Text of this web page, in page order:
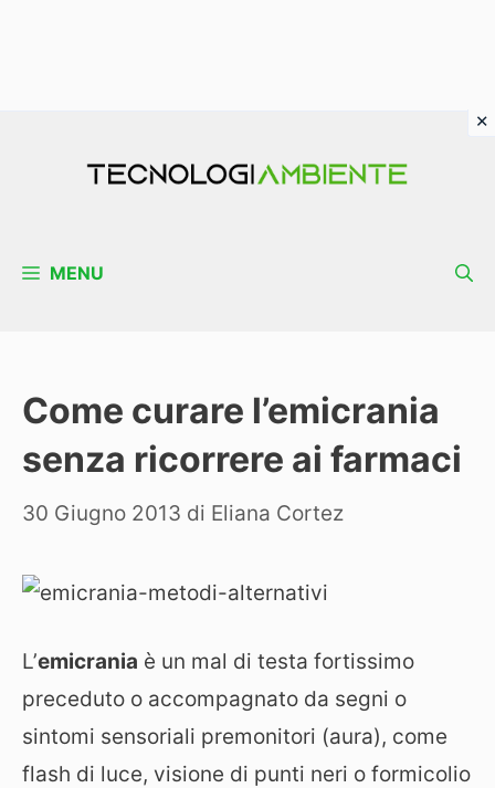
MENU
Come curare l’emicrania
senza ricorrere ai farmaci
30 Giugno 2013 di Eliana Cortez
L’emicrania è un mal di testa fortissimo
preceduto o accompagnato da segni o
sintomi sensoriali premonitori (aura), come
flash di luce, visione di punti neri o formicolio